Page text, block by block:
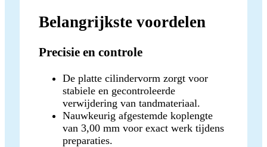
Belangrijkste voordelen
Precisie en controle
De platte cilindervorm zorgt voor
stabiele en gecontroleerde
verwijdering van tandmateriaal.
Nauwkeurig afgestemde koplengte
van 3,00 mm voor exact werk tijdens
preparaties.